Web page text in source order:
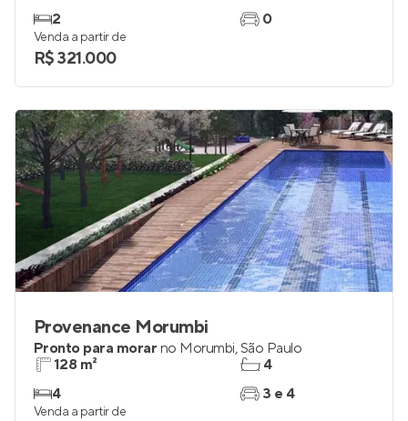
2
0
Venda a partir de
R$ 321.000
Provenance Morumbi
Pronto para morar no Morumbi,São Paulo
128 m²
4
4
3 e 4
Venda a partir de